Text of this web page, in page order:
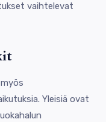
vaihtelevat
Yleisiä ovat